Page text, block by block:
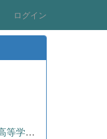
ログイン
【演劇部】第50回全国高等学校総合文化祭にて受賞!